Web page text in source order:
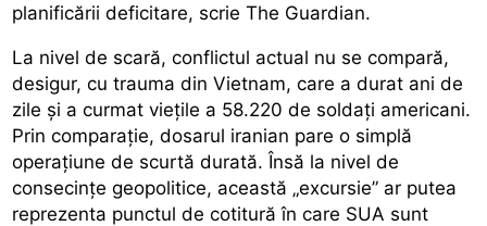
planificării deficitare, scrie The Guardian.
La nivel de scară, conflictul actual nu se compară,
desigur, cu trauma din Vietnam, care a durat ani de
zile și a curmat viețile a 58.220 de soldați americani.
Prin comparație, dosarul iranian pare o simplă
operațiune de scurtă durată. Însă la nivel de
consecințe geopolitice, această „excursie” ar putea
reprezenta punctul de cotitură în care SUA sunt